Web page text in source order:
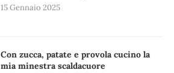
15 Gennaio 2025
Con zucca, patate e provola cucino la
mia minestra scaldacuore